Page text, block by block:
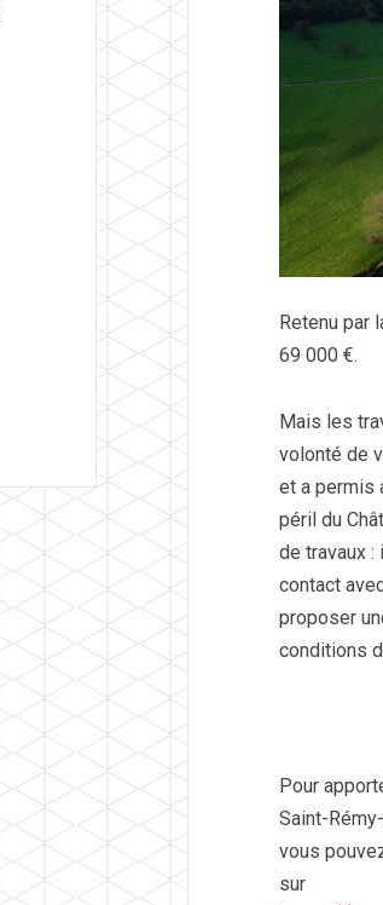
Retenu par
69 000 €.
Mais les
volonté de
et a permis
péril du
de travaux
contact
proposer
conditions
Pour
Saint-
vous
sur